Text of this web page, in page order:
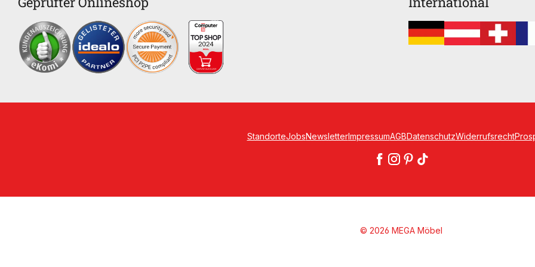
StandorteJobsNewsletterImpressumAGBDatenschutzWiderrufsrecht
© 2026 MEGA Möbel